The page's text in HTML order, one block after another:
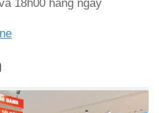
18h00 hàng ngày